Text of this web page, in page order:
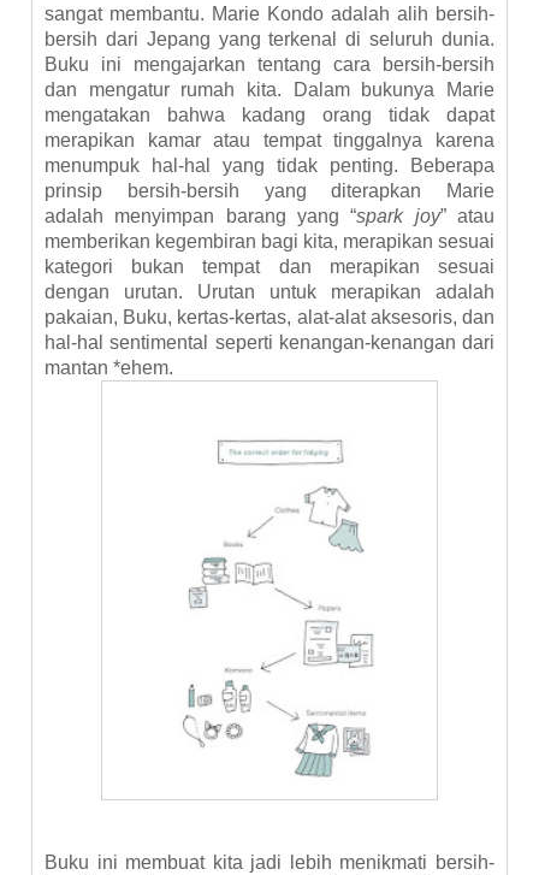
sangat membantu. Marie Kondo adalah alih bersih-
bersih dari Jepang yang terkenal di seluruh dunia.
Buku ini mengajarkan tentang cara bersih-bersih
dan mengatur rumah kita. Dalam bukunya Marie
mengatakan bahwa kadang orang tidak dapat
merapikan kamar atau tempat tinggalnya karena
menumpuk hal-hal yang tidak penting. Beberapa
prinsip bersih-bersih yang diterapkan Marie
adalah menyimpan barang yang “spark joy” atau
memberikan kegembiran bagi kita, merapikan sesuai
kategori bukan tempat dan merapikan sesuai
dengan urutan. Urutan untuk merapikan adalah
pakaian, Buku, kertas-kertas, alat-alat aksesoris, dan
hal-hal sentimental seperti kenangan-kenangan dari
mantan *ehem.
Buku ini membuat kita jadi lebih menikmati bersih-